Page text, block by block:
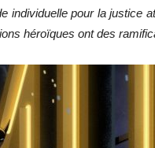
individuelle pour la justice
héroïques ont des